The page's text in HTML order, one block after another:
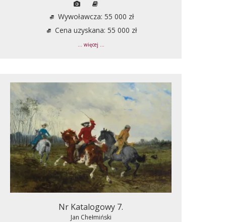
Wywoławcza: 55 000 zł
Cena uzyskana: 55 000 zł
... więcej ...
Nr Katalogowy 7.
Jan Chełmiński